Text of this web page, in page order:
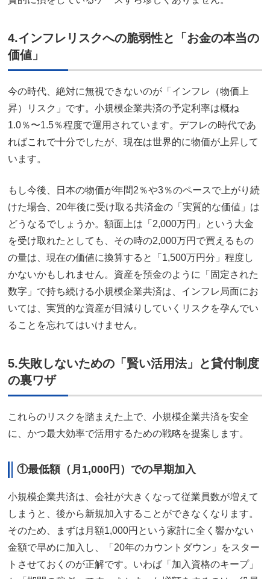
4.インフレリスクへの脆弱性と「お金の本当の
価値」
今の時代、絶対に無視できないのが「インフレ（物価上
昇）リスク」です。小規模企業共済の予定利率は概ね
1.0％〜1.5％程度で運用されています。デフレの時代であ
ればこれで十分でしたが、現在は世界的に物価が上昇して
います。
もし今後、日本の物価が年間2％や3％のペースで上がり続
けた場合、20年後に受け取る共済金の「実質的な価値」は
どうなるでしょうか。額面上は「2,000万円」という大金
を受け取れたとしても、その時の2,000万円で買えるもの
の量は、現在の価値に換算すると「1,500万円分」程度し
かないかもしれません。資産を預金のように「固定された
数字」で持ち続ける小規模企業共済は、インフレ局面にお
いては、実質的な資産が目減りしていくリスクを孕んでい
ることを忘れてはいけません。
5.失敗しないための「賢い活用法」と貸付制度
の裏ワザ
これらのリスクを踏まえた上で、小規模企業共済を安全
に、かつ最大効率で活用するための戦略を提案します。
①最低額（月1,000円）での早期加入
小規模企業共済は、会社が大きくなって従業員数が増えて
しまうと、後から新規加入することができなくなります。
そのため、まずは月額1,000円という家計に全く響かない
金額で早めに加入し、「20年のカウントダウン」をスター
トさせておくのが正解です。いわば「加入資格のキープ」